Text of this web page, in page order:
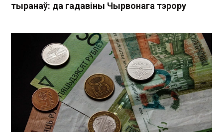
тыранаў: да гадавіны Чырвонага тэрору